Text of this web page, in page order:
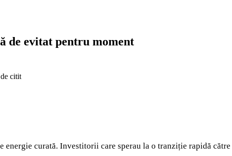
de evitat pentru moment
citit
energie curată. Investitorii care sperau la o tranziție rapidă